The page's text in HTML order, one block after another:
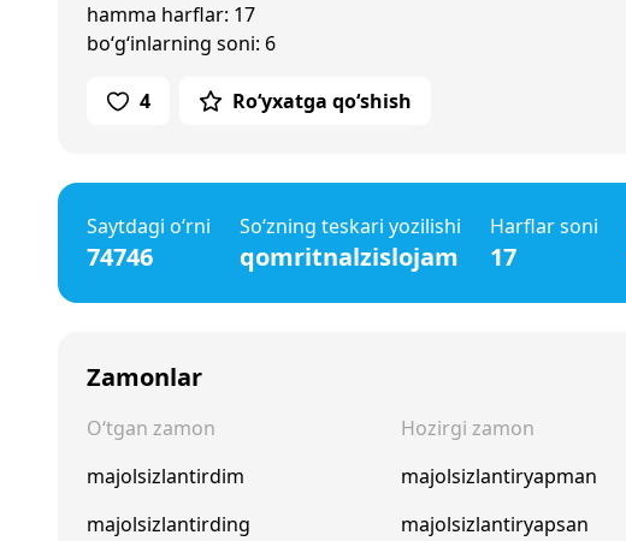
hamma harflar: 17
bo‘g‘inlarning soni: 6
4 Ro‘yxatga qo‘shish
Saytdagi o‘rni
74746
So‘zning teskari yozilishi
qomritnalzislojam
Harflar soni
17
Zamonlar
O‘tgan zamon
majolsizlantirdim
majolsizlantirding
Hozirgi zamon
majolsizlantiryapman
majolsizlantiryapsan